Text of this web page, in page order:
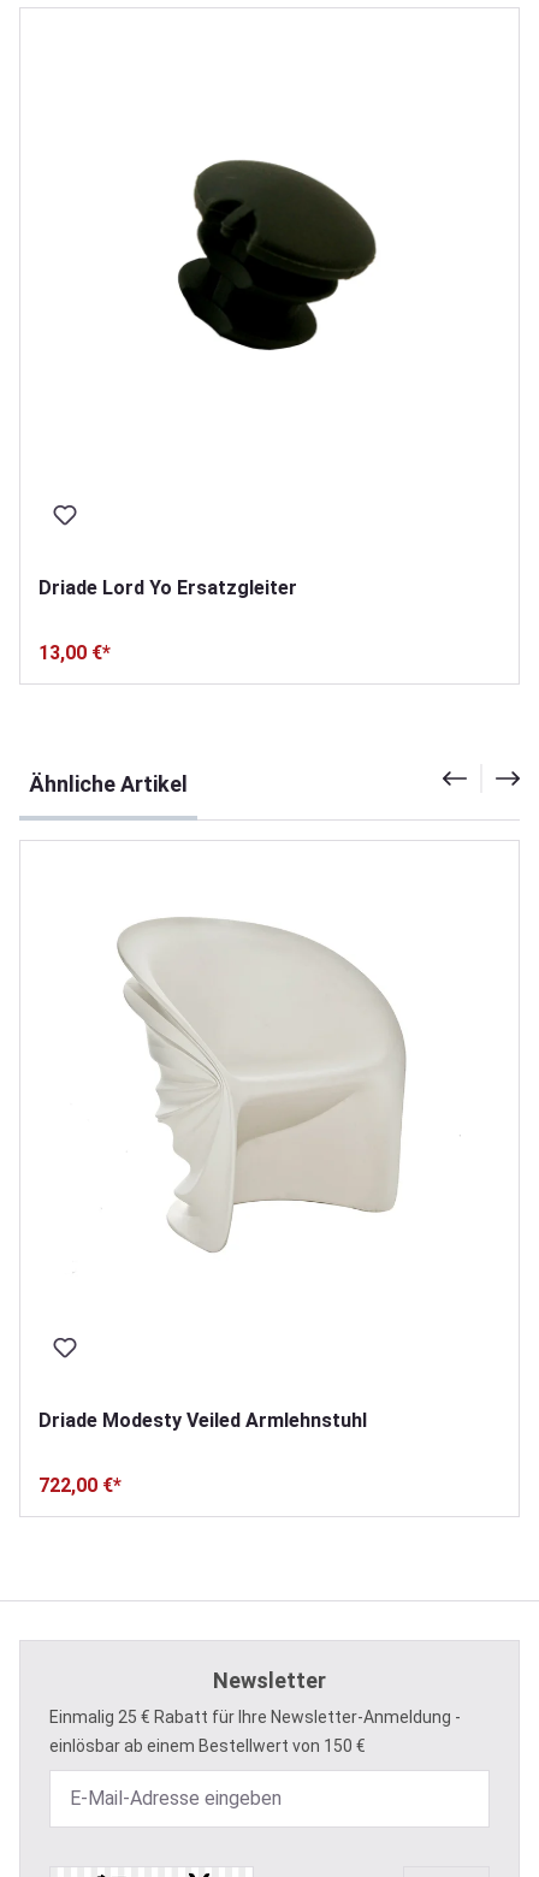
Driade Lord Yo Ersatzgleiter
13,00 €*
Ähnliche Artikel
Driade Modesty Veiled Armlehnstuhl
722,00 €*
Newsletter
Einmalig 25 € Rabatt für Ihre Newsletter-Anmeldung -
einlösbar ab einem Bestellwert von 150 €